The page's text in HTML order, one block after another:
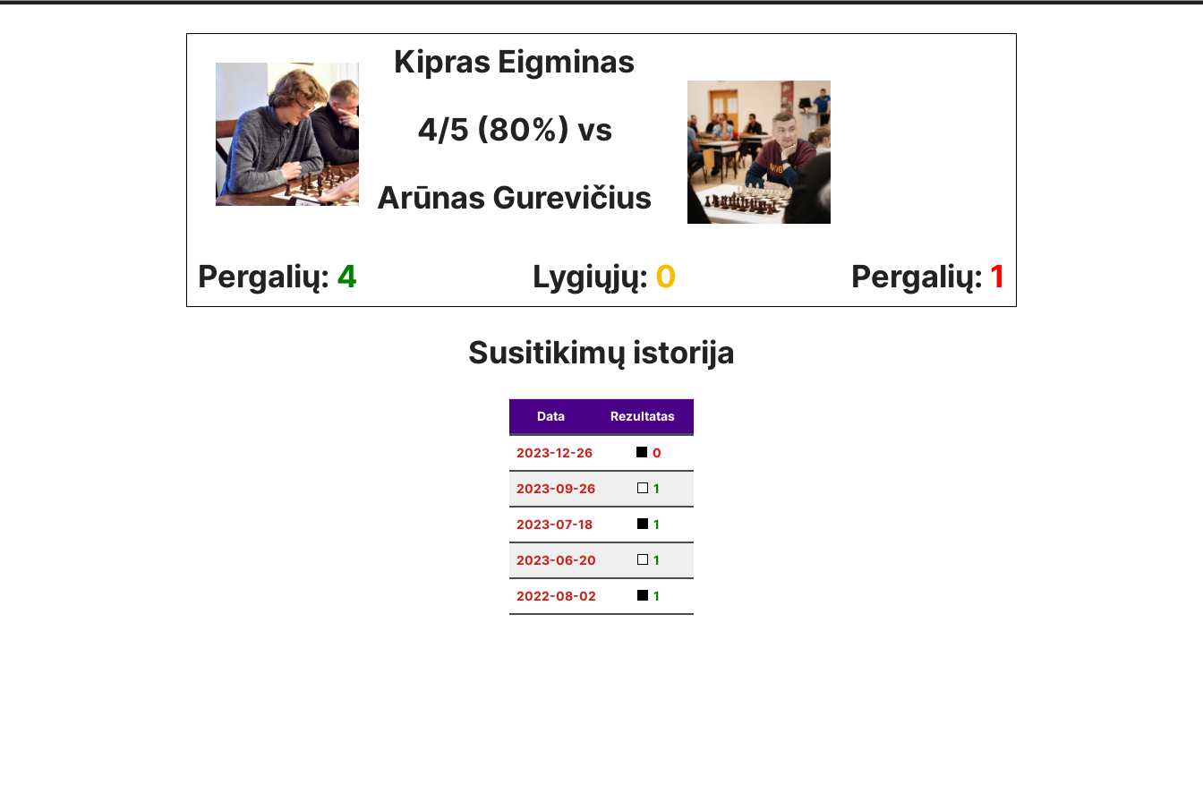
Kipras Eigminas
4/5 (80%) vs
Arūnas Gurevičius
Pergalių: 4 Lygiųjų: 0 Pergalių: 1
Susitikimų istorija
Data Rezultatas
2023-12-26 0
2023-09-26 1
2023-07-18 1
2023-06-20 1
2022-08-02 1